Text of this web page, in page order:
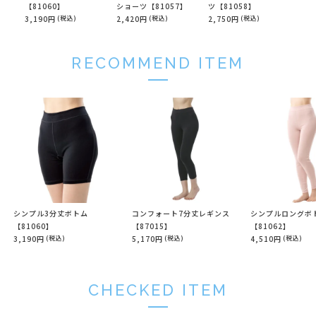
【81060】
3,190円 (税込)
ショーツ【81057】
2,420円 (税込)
ツ【81058】
2,750円 (税込)
RECOMMEND ITEM
シンプル3分丈ボトム
【81060】
3,190円 (税込)
コンフォート7分丈レギンス
【87015】
5,170円 (税込)
シンプルロングボ
【81062】
4,510円 (税込)
CHECKED ITEM